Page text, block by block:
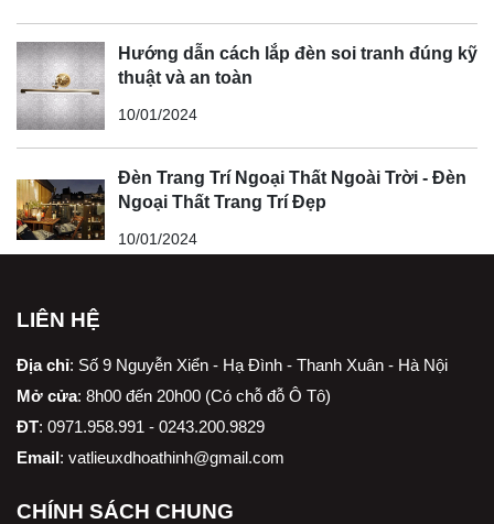
Hướng dẫn cách lắp đèn soi tranh đúng kỹ
thuật và an toàn
10/01/2024
Đèn Trang Trí Ngoại Thất Ngoài Trời - Đèn
Ngoại Thất Trang Trí Đẹp
10/01/2024
LIÊN HỆ
Địa chỉ: Số 9 Nguyễn Xiển - Hạ Đình - Thanh Xuân - Hà Nội
Mở cửa: 8h00 đến 20h00 (Có chỗ đỗ Ô Tô)
ĐT: 0971.958.991 - 0243.200.9829
Email: vatlieuxdhoathinh@gmail.com
CHÍNH SÁCH CHUNG